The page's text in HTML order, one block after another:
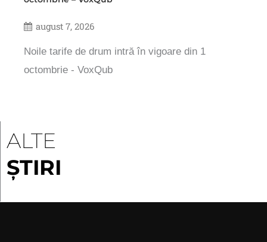
august 7, 2026
Noile tarife de drum intră în vigoare din 1
octombrie - VoxQub
ALTE
ȘTIRI